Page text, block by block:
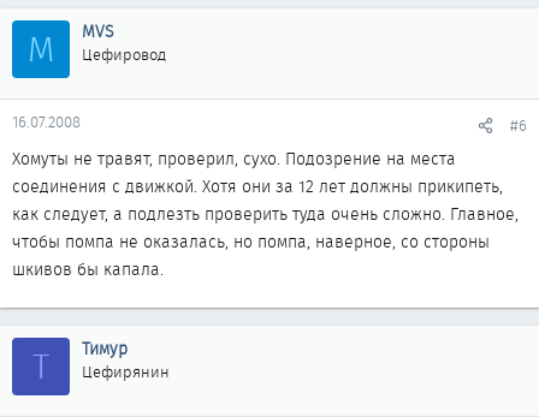
M MVS
Цефировод
16.07.2008 #6
Хомуты не травят, проверил, сухо. Подозрение на места
соединения с движкой. Хотя они за 12 лет должны прикипеть,
как следует, а подлезть проверить туда очень сложно. Главное,
чтобы помпа не оказалась, но помпа, наверное, со стороны
шкивов бы капала.
Т Тимур
Цефирянин